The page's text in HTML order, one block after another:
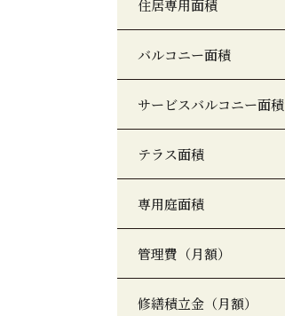
住居専用面積
バルコニー面積
サービスバルコニー面積
テラス面積
専用庭面積
管理費（月額）
修繕積立金（月額）